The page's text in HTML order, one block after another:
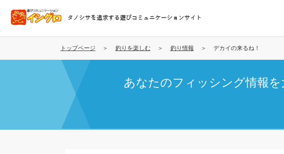
コ
テ
タノシサを追求する遊びコミュニケーションサイト
トップページ 釣りを楽しむ 釣り情報 デカイの来るね！
あなたのフィッシング情報を